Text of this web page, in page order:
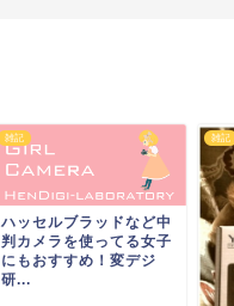
雑記
ハッセルブラッドなど中
判カメラを使ってる女子
にもおすすめ！変デジ
研...
雑記